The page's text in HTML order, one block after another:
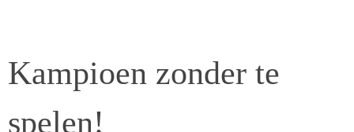
Kampioen zonder te
spelen!